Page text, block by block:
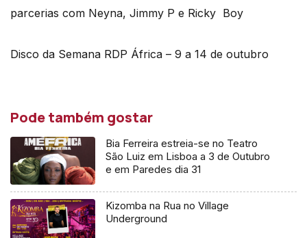
parcerias com Neyna, Jimmy P e Ricky Boy
Disco da Semana RDP África – 9 a 14 de outubro
Pode também gostar
Bia Ferreira estreia-se no Teatro
São Luiz em Lisboa a 3 de Outubro
e em Paredes dia 31
Kizomba na Rua no Village
Underground